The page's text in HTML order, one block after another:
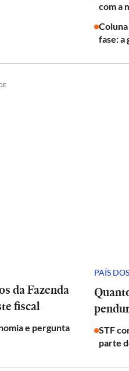
com a
fase: a
da Fazenda
fiscal
e pergunta
PAÍS
STF
parte